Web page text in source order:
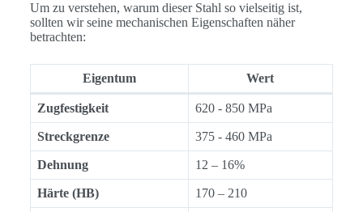
Um zu verstehen, warum dieser Stahl so vielseitig ist,
sollten wir seine mechanischen Eigenschaften näher
betrachten:
Eigentum Wert
Zugfestigkeit 620 - 850 MPa
Streckgrenze 375 - 460 MPa
Dehnung 12 – 16%
Härte (HB) 170 – 210